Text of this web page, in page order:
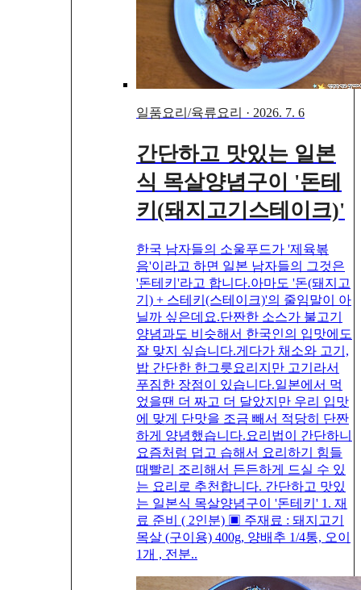
일품요리/육류요리 · 2026. 7. 6
간단하고 맛있는 일본
식 목살양념구이 '돈테
키(돼지고기스테이크)'
한국 남자들의 소울푸드가 '제육볶
음'이라고 하면 일본 남자들의 그것은
'돈테키'라고 합니다.아마도 '돈(돼지고
기) + 스테키(스테이크)'의 줄임말이 아
닐까 싶은데요.단짠한 소스가 불고기
양념과도 비슷해서 한국인의 입맛에도
잘 맞지 싶습니다.게다가 채소와 고기,
밥 간단한 한그릇요리지만 고기라서
푸짐한 장점이 있습니다.일본에서 먹
었을땐 더 짜고 더 달았지만 우리 입맛
에 맞게 단맛을 조금 빼서 적당히 단짠
하게 양념했습니다.요리법이 간단하니
요즘처럼 덥고 습해서 요리하기 힘들
때빨리 조리해서 든든하게 드실 수 있
는 요리로 추천합니다. 간단하고 맛있
는 일본식 목살양념구이 '돈테키' 1. 재
료 준비 ( 2인분) ▣ 주재료 : 돼지고기
목살 (구이용) 400g, 양배추 1/4통, 오이
1개 , 전분..